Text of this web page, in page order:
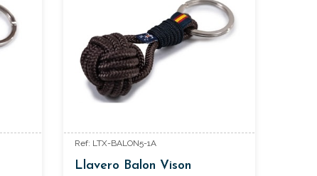
Ref: LTX-BALON5-1A
Llavero Balon Vison